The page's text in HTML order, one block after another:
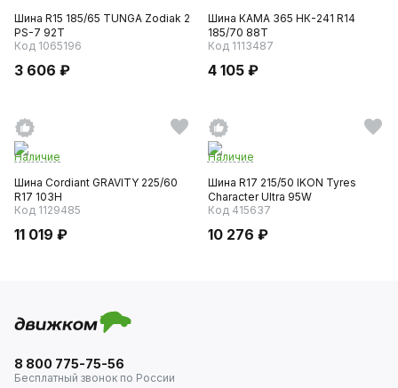
Шина R15 185/65 TUNGA Zodiak 2
PS-7 92T
Код 1065196
3 606 ₽
Шина КАМА 365 НК-241 R14
185/70 88T
Код 1113487
4 105 ₽
Наличие
Шина Cordiant GRAVITY 225/60
R17 103H
Код 1129485
11 019 ₽
Наличие
Шина R17 215/50 IKON Tyres
Character Ultra 95W
Код 415637
10 276 ₽
8 800 775-75-56
Бесплатный звонок по России